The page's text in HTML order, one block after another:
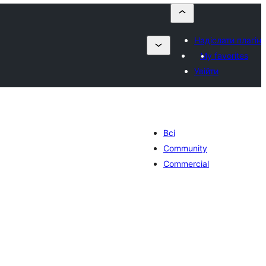
Надіслати плагін
My favorites
Увійти
Всі
Community
Commercial